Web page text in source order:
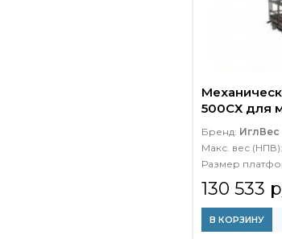
500СХ для
свиней
Бренд: ИглВес
Макс. вес (НПВ):
Размер
130 533
В КОРЗИНУ